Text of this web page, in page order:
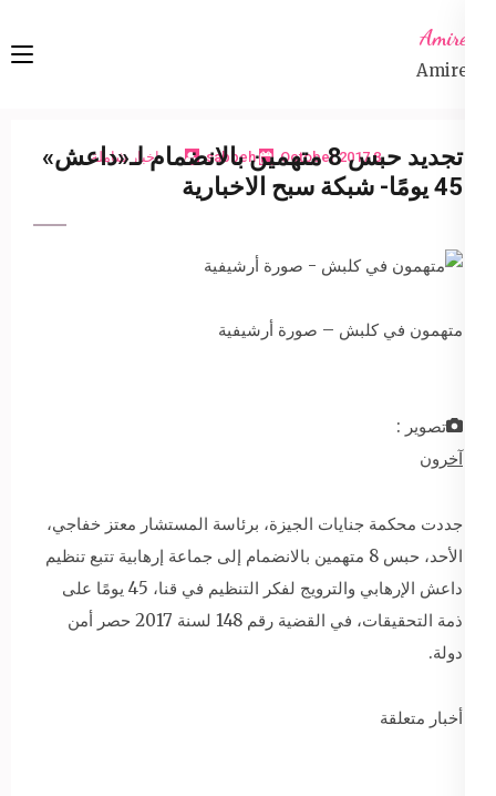
content
Amireta
Amireta
8 October 2017
sabbeh اخبار شاملة
تجديد حبس 8 متهمين بالانضمام لـ«داعش»
45 يومًا- شبكة سبح الاخبارية
متهمون في كلبش – صورة أرشيفية
تصوير :
آخرون
جددت محكمة جنايات الجيزة، برئاسة المستشار معتز خفاجي،
الأحد، حبس 8 متهمين بالانضمام إلى جماعة إرهابية تتبع تنظيم
داعش الإرهابي والترويج لفكر التنظيم في قنا، 45 يومًا على
ذمة التحقيقات، في القضية رقم 148 لسنة 2017 حصر أمن
دولة.
أخبار متعلقة